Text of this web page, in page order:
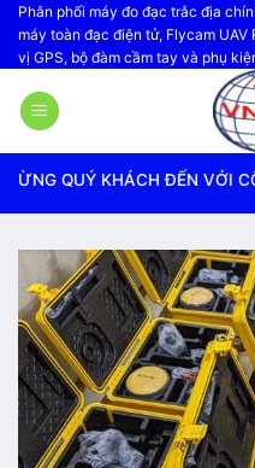
Bỏ
qua
nội
dung
Phân phối máy đo đạc trắc địa
máy toàn đạc điện tử, Flycam
vị GPS, bộ đàm cầm tay và phụ
KHÁCH ĐẾN VỚI CÔNG